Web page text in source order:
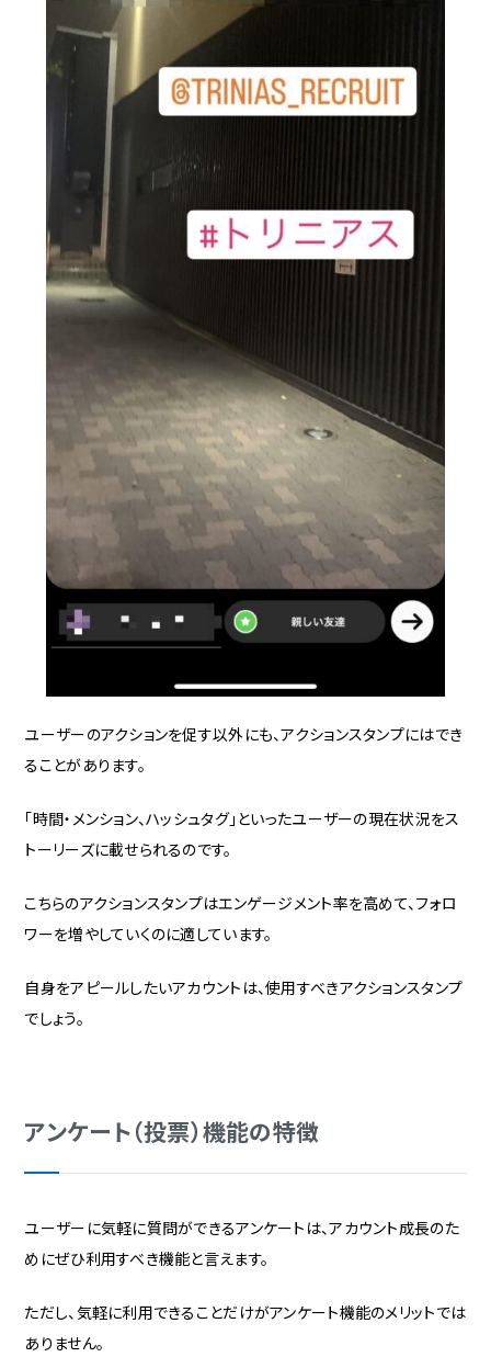
ユーザーのアクションを促す以外にも、アクションスタンプにはでき
ることがあります。
「時間・メンション、ハッシュタグ」といったユーザーの現在状況をス
トーリーズに載せられるのです。
こちらのアクションスタンプはエンゲージメント率を高めて、フォロ
ワーを増やしていくのに適しています。
自身をアピールしたいアカウントは、使用すべきアクションスタンプ
でしょう。
アンケート（投票）機能の特徴
ユーザーに気軽に質問ができるアンケートは、アカウント成長のた
めにぜひ利用すべき機能と言えます。
ただし、気軽に利用できることだけがアンケート機能のメリットでは
ありません。